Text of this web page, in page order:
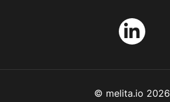
© melita.io 2026